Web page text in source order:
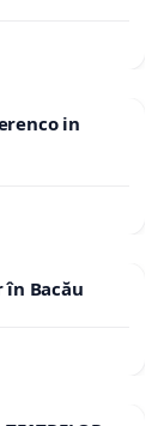
in
Bacău